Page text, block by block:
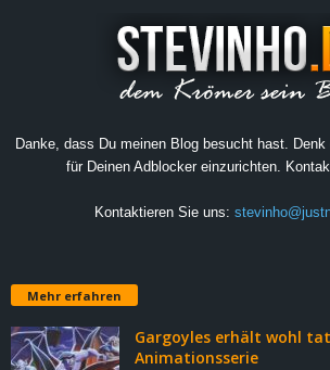
Danke, dass Du meinen Blog besucht hast. Denk
für Deinen Adblocker einzurichten.
Kontaktieren Sie uns:
Mehr erfahren
Gargoyles erhält wohl
Animationsserie